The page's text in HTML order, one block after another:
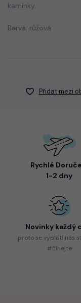
kamínky.
Barva: růžová
Přidat mezi
Rychlé
1-2 dny
Novinky každý
protose vyplatí nás
#číhejte